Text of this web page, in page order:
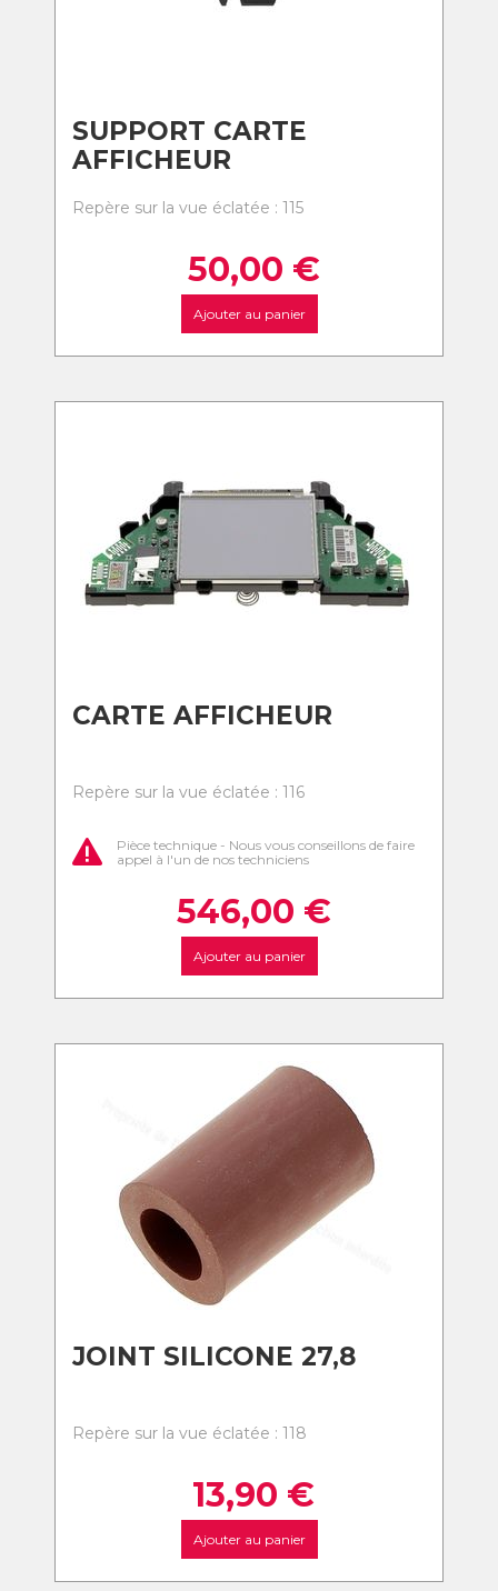
SUPPORT CARTE
AFFICHEUR
Repère sur la vue éclatée : 115
50,00 €
Ajouter au panier
CARTE AFFICHEUR
Repère sur la vue éclatée : 116
Pièce technique - Nous vous conseillons de faire
appel à l'un de nos techniciens
546,00 €
Ajouter au panier
JOINT SILICONE 27,8
Repère sur la vue éclatée : 118
13,90 €
Ajouter au panier